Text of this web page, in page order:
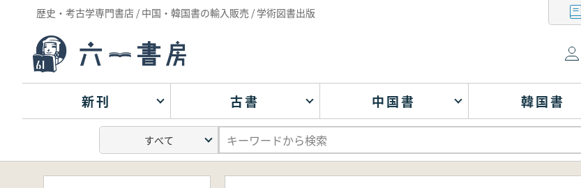
歴史・考古学専門書店 / 中国・韓国書の輸入販売 / 学術図書出版
新刊 古書 中国書 韓国書